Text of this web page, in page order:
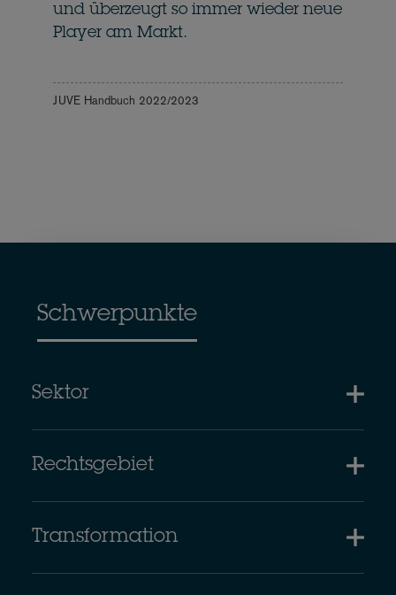
und überzeugt so immer wieder neue
Player am Markt.
JUVE Handbuch 2022/2023
Schwerpunkte
Sektor
Rechtsgebiet
Transformation